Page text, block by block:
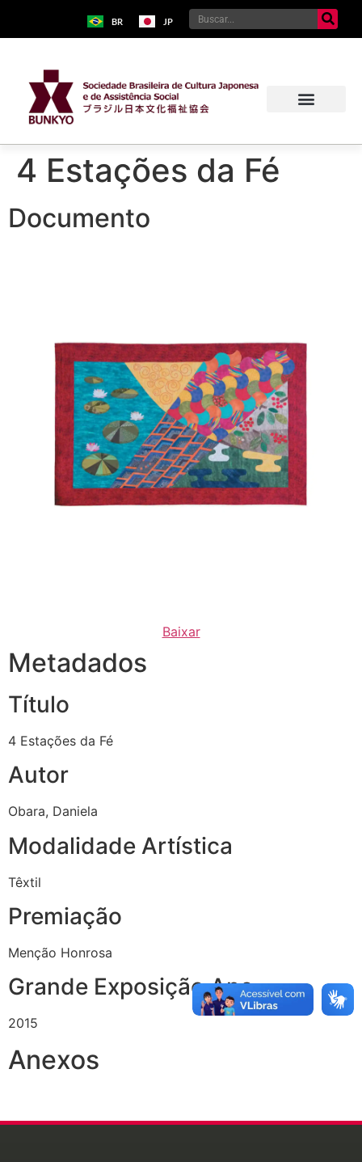
BR JP
4 Estações da Fé
Documento
Baixar
Metadados
Título
4 Estações da Fé
Autor
Obara, Daniela
Modalidade Artística
Têxtil
Premiação
Menção Honrosa
Grande Exposição Ano
2015
Anexos